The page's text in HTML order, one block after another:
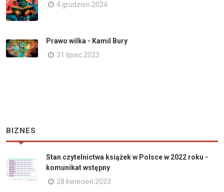
4 grudzień 2024
Prawo wilka - Kamil Bury
31 lipiec 2023
BIZNES
Stan czytelnictwa książek w Polsce w 2022 roku -
komunikat wstępny
28 kwiecień 2023